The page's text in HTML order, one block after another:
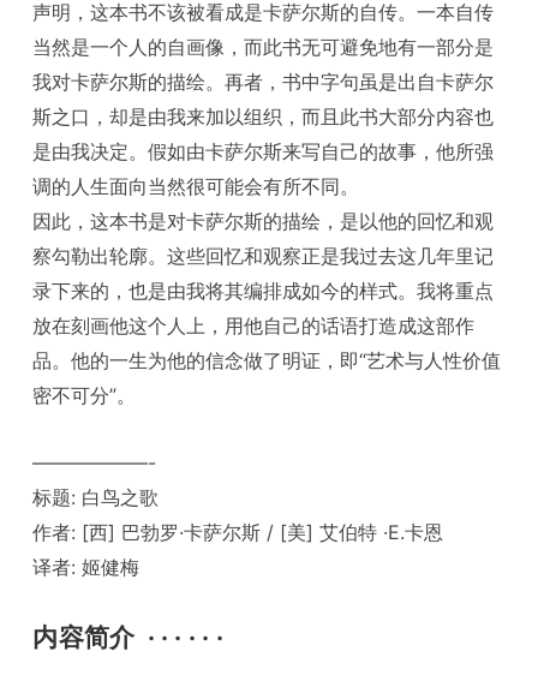
声明，这本书不该被看成是卡萨尔斯的自传。一本自传
当然是一个人的自画像，而此书无可避免地有一部分是
我对卡萨尔斯的描绘。再者，书中字句虽是出自卡萨尔
斯之口，却是由我来加以组织，而且此书大部分内容也
是由我决定。假如由卡萨尔斯来写自己的故事，他所强
调的人生面向当然很可能会有所不同。
因此，这本书是对卡萨尔斯的描绘，是以他的回忆和观
察勾勒出轮廓。这些回忆和观察正是我过去这几年里记
录下来的，也是由我将其编排成如今的样式。我将重点
放在刻画他这个人上，用他自己的话语打造成这部作
品。他的一生为他的信念做了明证，即“艺术与人性价值
密不可分”。
——————-
标题: 白鸟之歌
作者: [西] 巴勃罗·卡萨尔斯 / [美] 艾伯特 ·E.卡恩
译者: 姬健梅
内容简介 · · · · · ·